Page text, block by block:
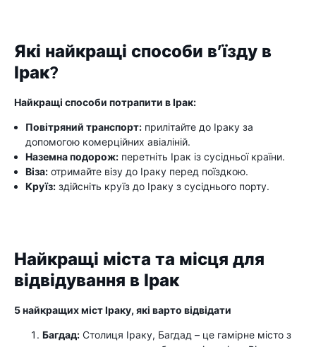
Які найкращі способи в’їзду в
Ірак?
Найкращі способи потрапити в Ірак:
Повітряний транспорт: прилітайте до Іраку за
допомогою комерційних авіаліній.
Наземна подорож: перетніть Ірак із сусідньої країни.
Віза: отримайте візу до Іраку перед поїздкою.
Круїз: здійсніть круїз до Іраку з сусіднього порту.
Найкращі міста та місця для
відвідування в Ірак
5 найкращих міст Іраку, які варто відвідати
Багдад: Столиця Іраку, Багдад – це гамірне місто з